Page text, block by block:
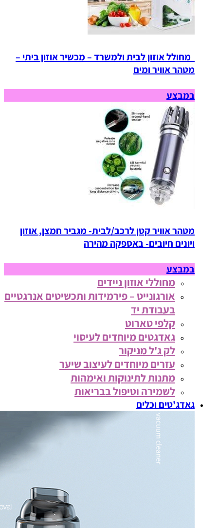
מחולל אוזון לבית ולמשרד – מכשיר אוזון ביתי –
מטהר אוויר ומים
במבצע
מטהר אוויר קטן לרכב/לבית- מגביר חמצן, אוזון
ויונים חיובים- באספקה מהירה
במבצע
מחוללי אוזון ניידים
אורגונייט – פירמידות ותכשיטים אנרגטיים
בעבודת יד
קלפי טארוט
גאדגטים מיוחדים לעיסוי
לק ג'ל מניקור
עזרים מיוחדים לעיצוב שיער
מתנות לתינוקות ואימהות
לשמירה וטיפול בבריאות
גאדג'טים וכלים